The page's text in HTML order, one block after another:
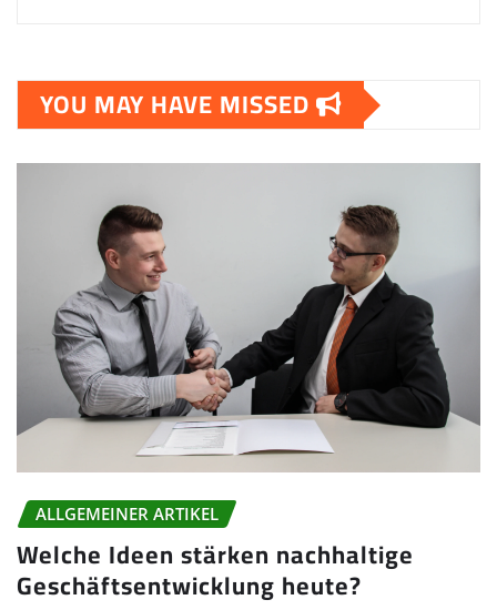
YOU MAY HAVE MISSED
ALLGEMEINER ARTIKEL
Welche Ideen stärken nachhaltige
Geschäftsentwicklung heute?